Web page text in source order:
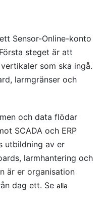
Sensor-Online-konto
steget är att
som ska ingå.
larmgränser och
och data flödar
SCADA och ERP
utbildning av er
larmhantering och
är er organisation
dag ett. Se alla